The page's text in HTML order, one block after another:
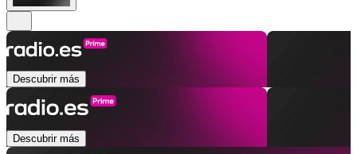
Descubrir más
Descubrir más